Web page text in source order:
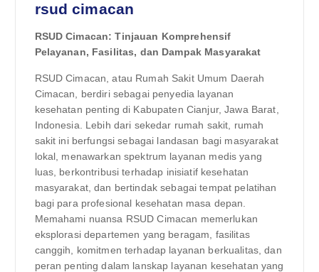
rsud cimacan
RSUD Cimacan: Tinjauan Komprehensif
Pelayanan, Fasilitas, dan Dampak Masyarakat
RSUD Cimacan, atau Rumah Sakit Umum Daerah
Cimacan, berdiri sebagai penyedia layanan
kesehatan penting di Kabupaten Cianjur, Jawa Barat,
Indonesia. Lebih dari sekedar rumah sakit, rumah
sakit ini berfungsi sebagai landasan bagi masyarakat
lokal, menawarkan spektrum layanan medis yang
luas, berkontribusi terhadap inisiatif kesehatan
masyarakat, dan bertindak sebagai tempat pelatihan
bagi para profesional kesehatan masa depan.
Memahami nuansa RSUD Cimacan memerlukan
eksplorasi departemen yang beragam, fasilitas
canggih, komitmen terhadap layanan berkualitas, dan
peran penting dalam lanskap layanan kesehatan yang